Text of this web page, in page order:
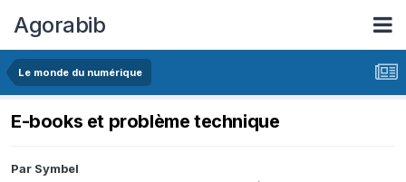
Agorabib
Le monde du numérique
E-books et problème technique
Par Symbel